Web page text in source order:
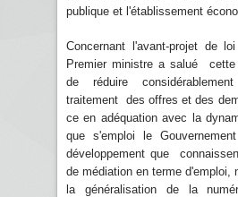
publique et l'établissement
Concernant l'avant-projet de
Premier ministre a salué cette
de réduire
traitement des offres et des
ce en adéquation avec la
que s'emploi le
développement que
de médiation en terme
la généralisation de la